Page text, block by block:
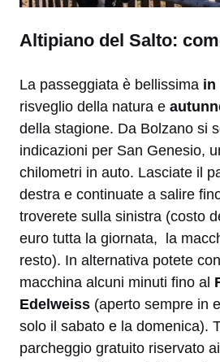
Altipiano del Salto:
La passeggiata è bellissima in
risveglio della natura e
della stagione. Da Bolzano si
indicazioni per San Genesio,
chilometri in auto. Lasciate il
destra e continuate a salire
troverete sulla sinistra (costo
euro tutta la giornata, la
resto). In alternativa potete
macchina alcuni minuti fino al
Edelweiss (aperto sempre in
solo il sabato e la domenica).
parcheggio gratuito riservato